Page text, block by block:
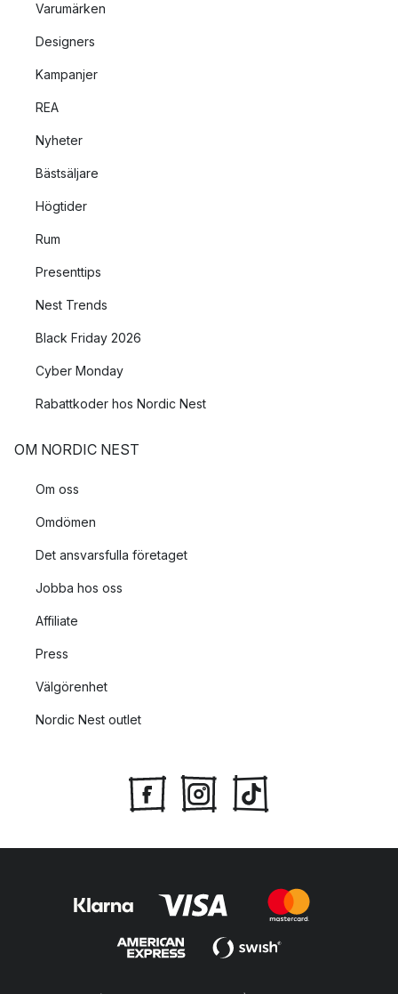
Varumärken
Designers
Kampanjer
REA
Nyheter
Bästsäljare
Högtider
Rum
Presenttips
Nest Trends
Black Friday 2026
Cyber Monday
Rabattkoder hos Nordic Nest
OM NORDIC NEST
Om oss
Omdömen
Det ansvarsfulla företaget
Jobba hos oss
Affiliate
Press
Välgörenhet
Nordic Nest outlet